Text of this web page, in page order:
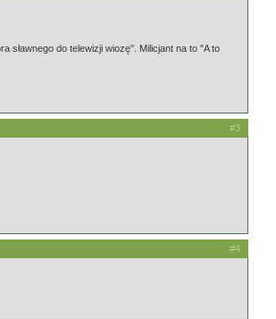
sławnego do telewizji wiozę". Milicjant na to "A to
#3
#4